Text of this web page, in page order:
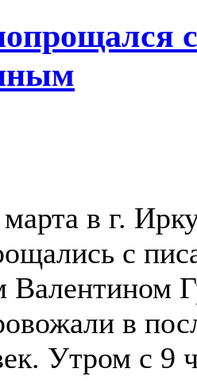
в г.
с
Валентином
в
Утром с 9